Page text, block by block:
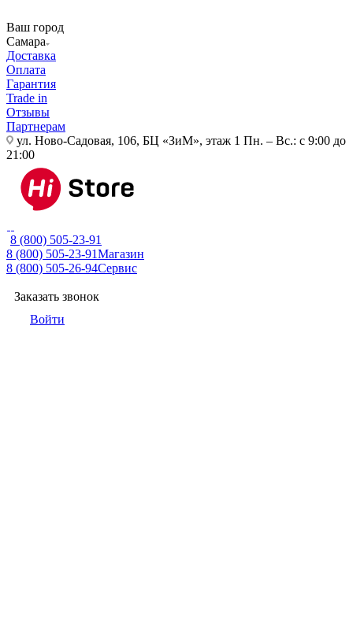
Ваш город
Самара
Доставка
Оплата
Гарантия
Trade in
Отзывы
Партнерам
ул. Ново-Садовая, 106, БЦ «ЗиМ», этаж 1 Пн. – Вс.: с 9:00 до
21:00
8 (800) 505-23-91
8 (800) 505-23-91Магазин
8 (800) 505-26-94Сервис
Заказать звонок
Войти